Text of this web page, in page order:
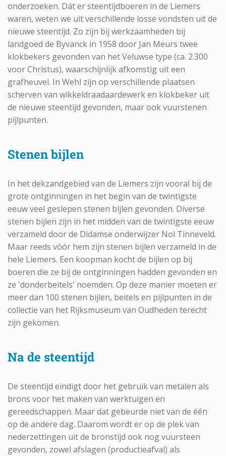
onderzoeken. Dát er steentijdboeren in de Liemers
waren, weten we uit verschillende losse vondsten uit de
nieuwe steentijd. Zo zijn bij werkzaamheden bij
landgoed de Byvanck in 1958 door Jan Meurs twee
klokbekers gevonden van het Veluwse type (ca. 2.300
voor Christus), waarschijnlijk afkomstig uit een
grafheuvel. In Wehl zijn op verschillende plaatsen
scherven van wikkeldraadaardewerk en klokbeker uit
de nieuwe steentijd gevonden, maar ook vuurstenen
pijlpunten.
Stenen bijlen
In het dekzandgebied van de Liemers zijn vooral bij de
grote ontginningen in het begin van de twintigste
eeuw veel geslepen stenen bijlen gevonden. Diverse
stenen bijlen zijn in het midden van de twintigste eeuw
verzameld door de Didamse onderwijzer Nol Tinneveld.
Maar reeds vóór hem zijn stenen bijlen verzameld in de
hele Liemers. Een koopman kocht de bijlen op bij
boeren die ze bij de ontginningen hadden gevonden en
ze 'donderbeitels' noemden. Op deze manier moeten er
meer dan 100 stenen bijlen, beitels en pijlpunten in de
collectie van het Rijksmuseum van Oudheden terecht
zijn gekomen.
Na de steentijd
De steentijd eindigt door het gebruik van metalen als
brons voor het maken van werktuigen en
gereedschappen. Maar dat gebeurde niet van de één
op de andere dag. Daarom wordt er op de plek van
nederzettingen uit de bronstijd ook nog vuursteen
gevonden, zowel afslagen (productieafval) als